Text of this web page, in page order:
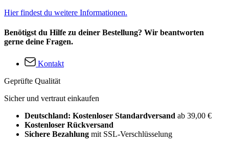
Hier findest du weitere Informationen.
Benötigst du Hilfe zu deiner Bestellung? Wir beantworten
gerne deine Fragen.
Kontakt
Geprüfte Qualität
Sicher und vertraut einkaufen
Deutschland: Kostenloser Standardversand ab 39,00 €
Kostenloser Rückversand
Sichere Bezahlung mit SSL-Verschlüsselung